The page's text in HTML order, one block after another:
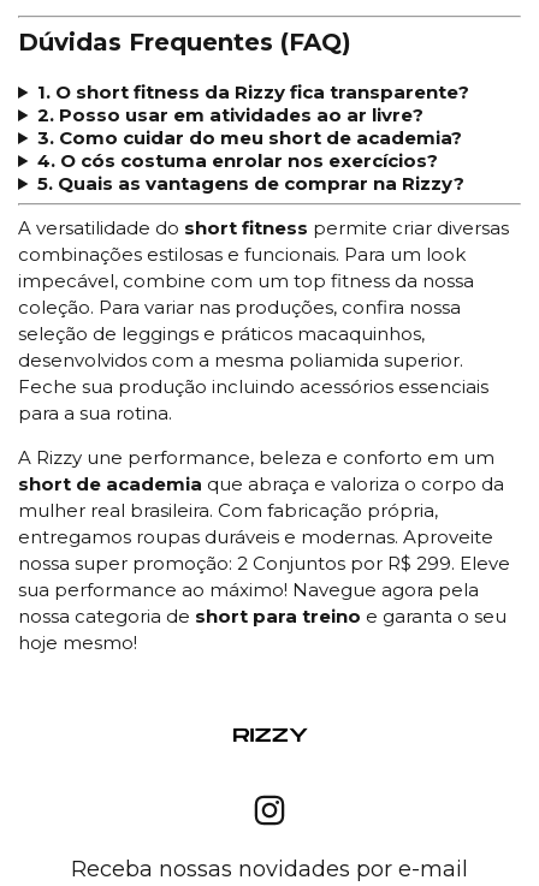
Dúvidas Frequentes (FAQ)
1. O short fitness da Rizzy fica transparente?
2. Posso usar em atividades ao ar livre?
3. Como cuidar do meu short de academia?
4. O cós costuma enrolar nos exercícios?
5. Quais as vantagens de comprar na Rizzy?
A versatilidade do short fitness permite criar diversas
combinações estilosas e funcionais. Para um look
impecável, combine com um top fitness da nossa
coleção. Para variar nas produções, confira nossa
seleção de leggings e práticos macaquinhos,
desenvolvidos com a mesma poliamida superior.
Feche sua produção incluindo acessórios essenciais
para a sua rotina.
A Rizzy une performance, beleza e conforto em um
short de academia que abraça e valoriza o corpo da
mulher real brasileira. Com fabricação própria,
entregamos roupas duráveis e modernas. Aproveite
nossa super promoção: 2 Conjuntos por R$ 299. Eleve
sua performance ao máximo! Navegue agora pela
nossa categoria de short para treino e garanta o seu
hoje mesmo!
Receba nossas novidades por e-mail